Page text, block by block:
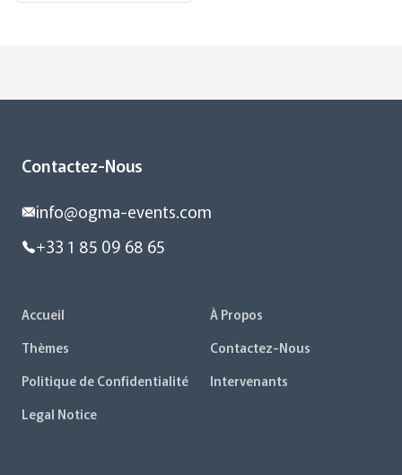
Contactez-Nous
info@ogma-events.com
+33 1 85 09 68 65
Accueil
À Propos
Thèmes
Contactez-Nous
Politique de Confidentialité
Intervenants
Legal Notice